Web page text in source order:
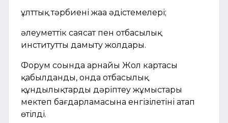
ұлттық тәрбиенің жаңа әдістемелері;
әлеуметтік саясат пен отбасылық
институтты дамыту жолдары.
Форум соңында арнайы Жол картасы
қабылданды, онда отбасылық
құндылықтарды дәріптеу жұмыстары
мектеп бағдарламасына енгізілетіні атап
өтілді.